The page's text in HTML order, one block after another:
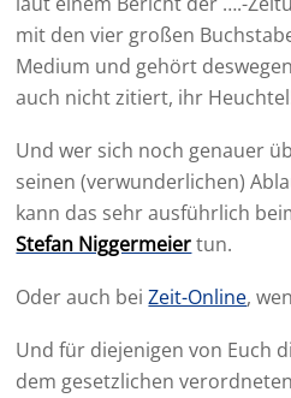
mit den vier großen
Medium und gehört
auch nicht zitiert, ihr
Und wer sich noch genauer
seinen (verwunderlichen)
kann das sehr ausführlich
Stefan Niggermeiertun.
Oder auch beiZeit-Online,
Und für diejenigen von Euch
dem gesetzlichen